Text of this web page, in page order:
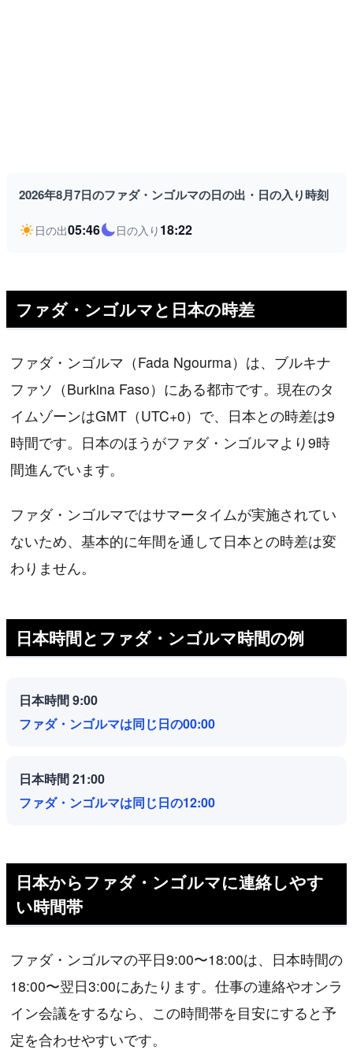
2026年8月7日のファダ・ンゴルマの日の出・日の入り時刻
日の出05:46 日の入り 18:22
ファダ・ンゴルマと日本の時差
ファダ・ンゴルマ（Fada Ngourma）は、ブルキナ
ファソ（Burkina Faso）にある都市です。現在のタ
イムゾーンはGMT（UTC+0）で、日本との時差は9
時間です。日本のほうがファダ・ンゴルマより9時
間進んでいます。
ファダ・ンゴルマではサマータイムが実施されてい
ないため、基本的に年間を通して日本との時差は変
わりません。
日本時間とファダ・ンゴルマ時間の例
日本時間 9:00
ファダ・ンゴルマは同じ日の00:00
日本時間 21:00
ファダ・ンゴルマは同じ日の12:00
日本からファダ・ンゴルマに連絡しやす
い時間帯
ファダ・ンゴルマの平日9:00〜18:00は、日本時間の
18:00〜翌日3:00にあたります。仕事の連絡やオンラ
イン会議をするなら、この時間帯を目安にすると予
定を合わせやすいです。